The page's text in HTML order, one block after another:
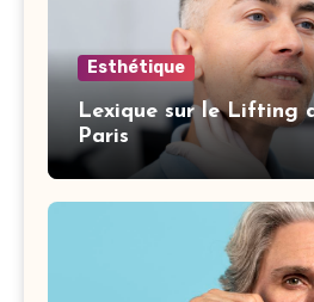
Esthétique
Lexique sur le Lifting
Paris